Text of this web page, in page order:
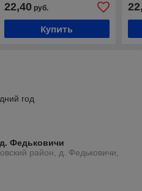
22,40руб.
Купить
год
Федьковичи
район, д. Федьковичи,